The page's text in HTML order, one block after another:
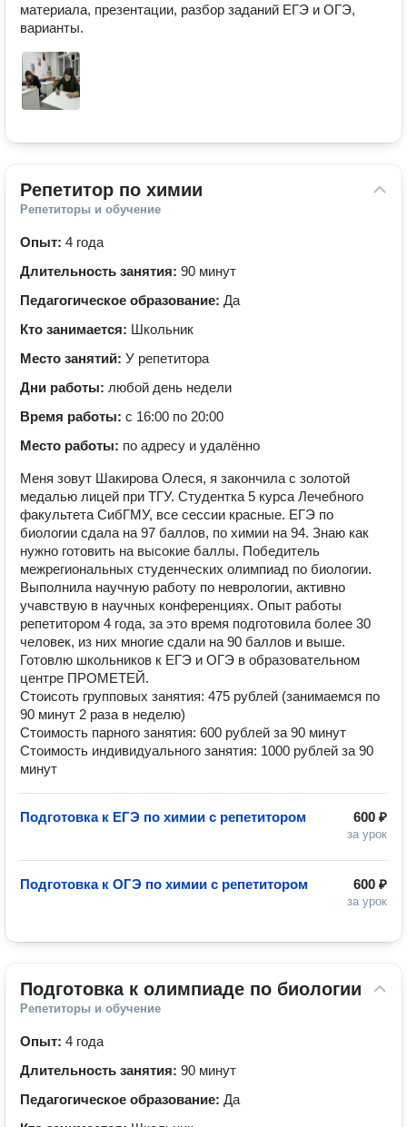
материала, презентации, разбор заданий ЕГЭ и ОГЭ,
варианты.
Репетитор по химии
Репетиторы и обучение
Опыт: 4 года
Длительность занятия: 90 минут
Педагогическое образование: Да
Кто занимается: Школьник
Место занятий: У репетитора
Дни работы: любой день недели
Время работы: с 16:00 по 20:00
Место работы: по адресу и удалённо
Меня зовут Шакирова Олеся, я закончила с золотой
медалью лицей при ТГУ. Студентка 5 курса Лечебного
факультета СибГМУ, все сессии красные. ЕГЭ по
биологии сдала на 97 баллов, по химии на 94. Знаю как
нужно готовить на высокие баллы. Победитель
межрегиональных студенческих олимпиад по биологии.
Выполнила научную работу по неврологии, активно
учавствую в научных конференциях. Опыт работы
репетитором 4 года, за это время подготовила более 30
человек, из них многие сдали на 90 баллов и выше.
Готовлю школьников к ЕГЭ и ОГЭ в образовательном
центре ПРОМЕТЕЙ.
Стоисоть групповых занятия: 475 рублей (занимаемся по
90 минут 2 раза в неделю)
Стоимость парного занятия: 600 рублей за 90 минут
Стоимость индивидуального занятия: 1000 рублей за 90
минут
600 ₽
за урок
Подготовка к ЕГЭ по химии с репетитором
600 ₽
за урок
Подготовка к ОГЭ по химии с репетитором
Подготовка к олимпиаде по биологии
Репетиторы и обучение
Опыт: 4 года
Длительность занятия: 90 минут
Педагогическое образование: Да